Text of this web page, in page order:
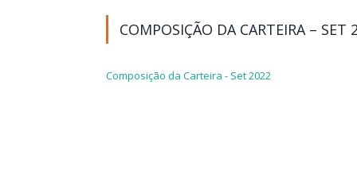
COMPOSIÇÃO DA CARTEIRA – SET
Composição da Carteira - Set 2022